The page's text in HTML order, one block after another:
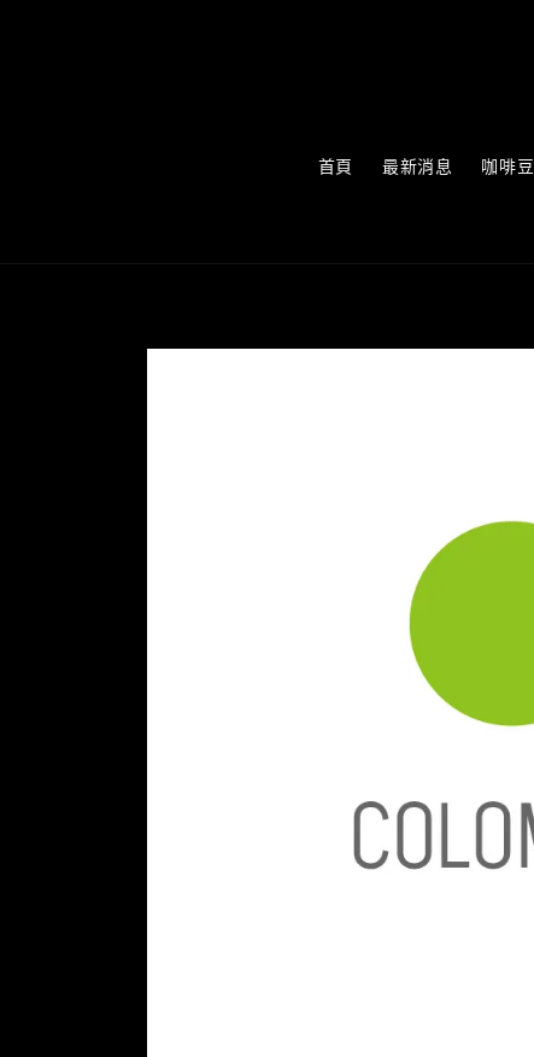
首頁 最新消息 咖啡豆